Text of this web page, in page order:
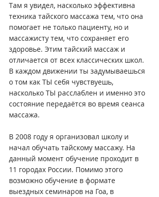
Там я увидел, насколько эффективна
техника тайского массажа тем, что она
помогает не только пациенту, но и
массажисту тем, что сохраняет его
здоровье. Этим тайский массаж и
отличается от всех классических школ.
В каждом движении ты задумываешься
о том как ТЫ себя чувствуешь,
насколько ТЫ расслаблен и именно это
состояние передаётся во время сеанса
массажа.
В 2008 году я организовал школу и
начал обучать тайскому массажу. На
данный момент обучение проходит в
11 городах России. Помимо этого
возможно обучение в формате
выездных семинаров на Гоа, в